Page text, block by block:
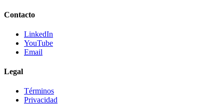
Contacto
LinkedIn
YouTube
Email
Legal
Términos
Privacidad